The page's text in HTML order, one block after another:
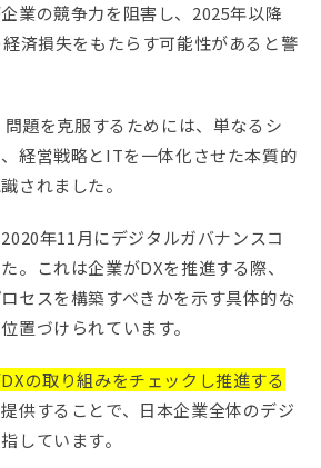
業の競争力を阻害し、2025年以降
済損失をもたらす可能性があると警
題を克服するためには、単なるシ
経営戦略とITを一体化させた本質的
されました。
年11月にデジタルガバナンスコ
。これは企業がDXを推進する際、
セスを構築すべきかを示す具体的な
置づけられています。
の取り組みをチェックし推進する
供することで、日本企業全体のデジ
しています。